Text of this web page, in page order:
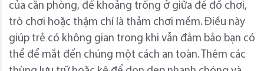
của căn phòng, để khoảng trống ở giữa để đồ chơi,
trò chơi hoặc thậm chí là thảm chơi mềm. Điều này
giúp trẻ có không gian trong khi vẫn đảm bảo bạn có
thể để mắt đến chúng một cách an toàn. Thêm các